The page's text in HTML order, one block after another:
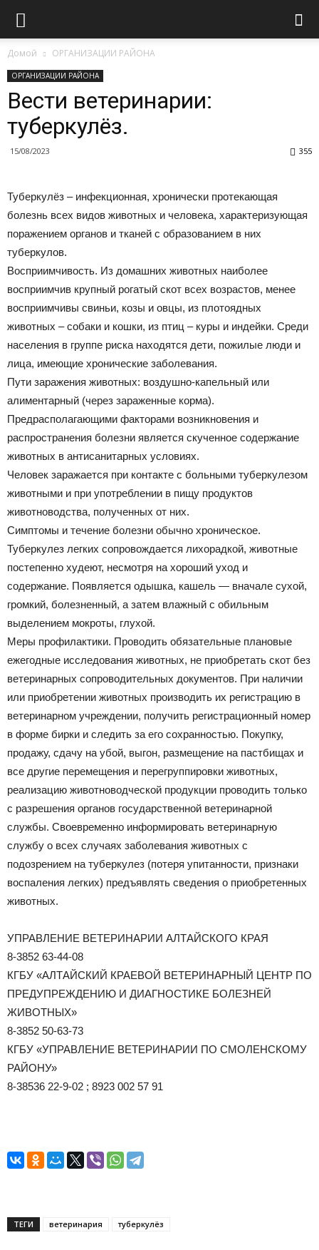
Домой ОРГАНИЗАЦИИ РАЙОНА
ОРГАНИЗАЦИИ РАЙОНА
Вести ветеринарии:
туберкулёз.
15/08/2023 355
Туберкулёз – инфекционная, хронически протекающая
болезнь всех видов животных и человека, характеризующая
поражением органов и тканей с образованием в них
туберкулов.
Восприимчивость. Из домашних животных наиболее
восприимчив крупный рогатый скот всех возрастов, менее
восприимчивы свиньи, козы и овцы, из плотоядных
животных – собаки и кошки, из птиц – куры и индейки. Среди
населения в группе риска находятся дети, пожилые люди и
лица, имеющие хронические заболевания.
Пути заражения животных: воздушно-капельный или
алиментарный (через зараженные корма).
Предрасполагающими факторами возникновения и
распространения болезни является скученное содержание
животных в антисанитарных условиях.
Человек заражается при контакте с больными туберкулезом
животными и при употреблении в пищу продуктов
животноводства, полученных от них.
Симптомы и течение болезни обычно хроническое.
Туберкулез легких сопровождается лихорадкой, животные
постепенно худеют, несмотря на хороший уход и
содержание. Появляется одышка, кашель — вначале сухой,
громкий, болезненный, а затем влажный с обильным
выделением мокроты, глухой.
Меры профилактики. Проводить обязательные плановые
ежегодные исследования животных, не приобретать скот без
ветеринарных сопроводительных документов. При наличии
или приобретении животных производить их регистрацию в
ветеринарном учреждении, получить регистрационный номер
в форме бирки и следить за его сохранностью. Покупку,
продажу, сдачу на убой, выгон, размещение на пастбищах и
все другие перемещения и перегруппировки животных,
реализацию животноводческой продукции проводить только
с разрешения органов государственной ветеринарной
службы. Своевременно информировать ветеринарную
службу о всех случаях заболевания животных с
подозрением на туберкулез (потеря упитанности, признаки
воспаления легких) предъявлять сведения о приобретенных
животных.
УПРАВЛЕНИЕ ВЕТЕРИНАРИИ АЛТАЙСКОГО КРАЯ
8-3852 63-44-08
КГБУ «АЛТАЙСКИЙ КРАЕВОЙ ВЕТЕРИНАРНЫЙ ЦЕНТР ПО
ПРЕДУПРЕЖДЕНИЮ И ДИАГНОСТИКЕ БОЛЕЗНЕЙ
ЖИВОТНЫХ»
8-3852 50-63-73
КГБУ «УПРАВЛЕНИЕ ВЕТЕРИНАРИИ ПО СМОЛЕНСКОМУ
РАЙОНУ»
8-38536 22-9-02 ; 8923 002 57 91
ТЕГИ ветеринария туберкулёз